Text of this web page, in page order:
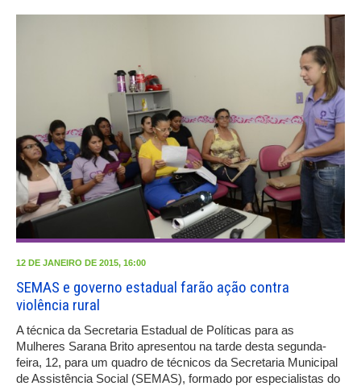
12 DE JANEIRO DE 2015, 16:00
SEMAS e governo estadual farão ação contra
violência rural
A técnica da Secretaria Estadual de Políticas para as
Mulheres Sarana Brito apresentou na tarde desta segunda-
feira, 12, para um quadro de técnicos da Secretaria Municipal
de Assistência Social (SEMAS), formado por especialistas do